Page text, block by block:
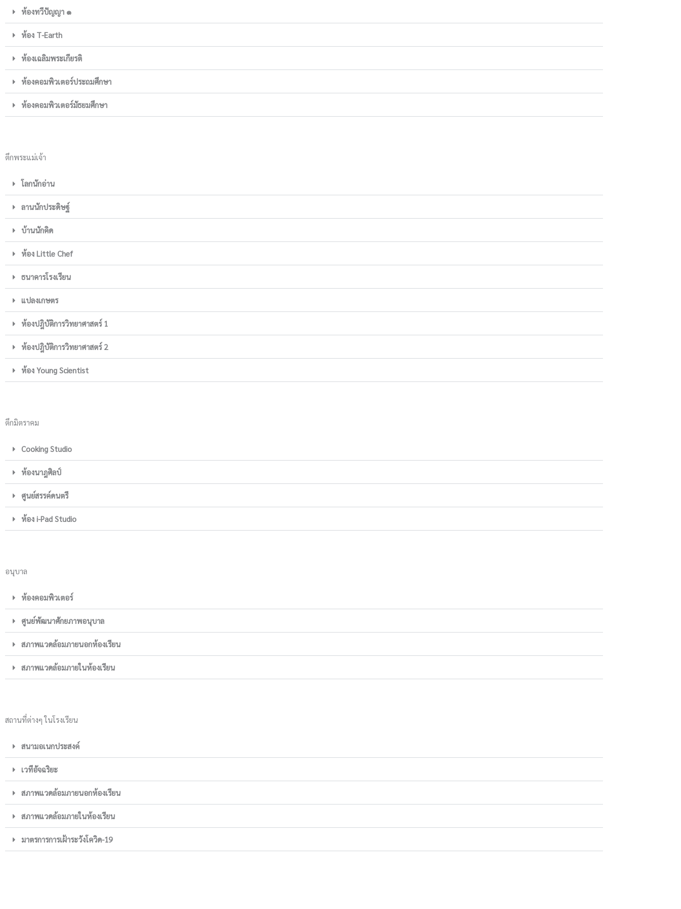
ห้องทวีปัญญา ๑
ห้อง T-Earth
ห้องเฉลิมพระเกียรติ
ห้องคอมพิวเตอร์ประถมศึกษา
ห้องคอมพิวเตอร์มัธยมศึกษา
ตึกพระแม่เจ้า
โลกนักอ่าน
ลานนักประดิษฐ์
บ้านนักคิด
ห้อง Little Chef
ธนาคารโรงเรียน
แปลงเกษตร
ห้องปฎิบัติการวิทยาศาสตร์ 1
ห้องปฎิบัติการวิทยาศาสตร์ 2
ห้อง Young Scientist
ตึกมิตราคม
Cooking Studio
ห้องนาฎศิลป์
ศูนย์สรรค์ดนตรี
ห้อง i-Pad Studio
อนุบาล
ห้องคอมพิวเตอร์
ศูนย์พัฒนาศักยภาพอนุบาล
สภาพแวดล้อมภายนอกห้องเรียน
สภาพแวดล้อมภายในห้องเรียน
สถานที่ต่างๆ ในโรงเรียน
สนามอเนกประสงค์
เวทีอัจฉริยะ
สภาพแวดล้อมภายนอกห้องเรียน
สภาพแวดล้อมภายในห้องเรียน
มาตรการการเฝ้าระวังโควิด-19